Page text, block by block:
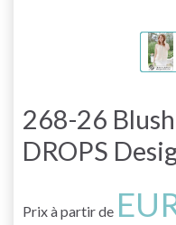
268-26
DROPS
Prix à partir de